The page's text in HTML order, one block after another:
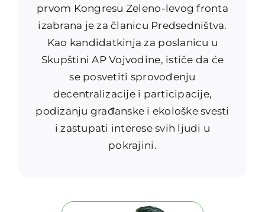
prvom Kongresu Zeleno-levog fronta
izabrana je za članicu Predsedništva.
Kao kandidatkinja za poslanicu u
Skupštini AP Vojvodine, ističe da će
se posvetiti sprovođenju
decentralizacije i participacije,
podizanju građanske i ekološke svesti
i zastupati interese svih ljudi u
pokrajini.